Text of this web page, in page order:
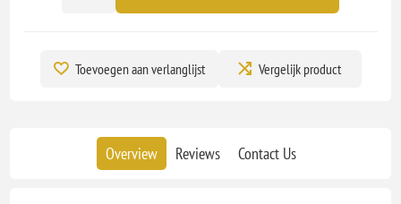
Toevoegen aan verlanglijst Vergelijk product
Overview Reviews Contact Us